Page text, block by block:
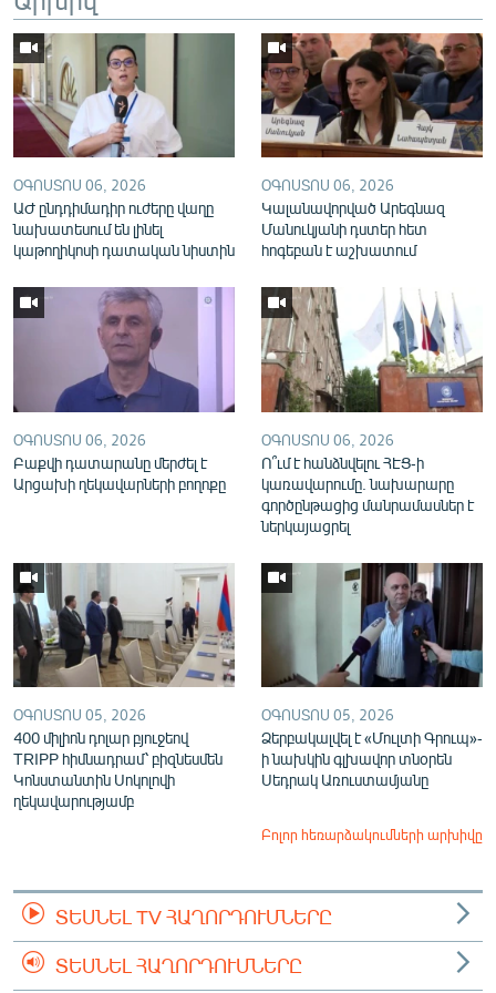
English
Русский
ՀԵՏԵՎԵՔ ՄԵԶ
ՕԳՈՍՏՈՍ 06, 2026
ԱԺ ընդդիմադիր ուժերը վաղը
նախատեսում են լինել
կաթողիկոսի դատական նիստին
ՕԳՈՍՏՈՍ 06, 2026
Կալանավորված Արեգնազ
Մանուկյանի դստեր հետ
հոգեբան է աշխատում
ՕԳՈՍՏՈՍ 06, 2026
Բաքվի դատարանը մերժել է
Արցախի ղեկավարների բողոքը
ՕԳՈՍՏՈՍ 06, 2026
Ո՞ւմ է հանձնվելու ՀԷՑ-ի
կառավարումը. նախարարը
գործընթացից մանրամասներ է
ներկայացրել
ՕԳՈՍՏՈՍ 05, 2026
400 միլիոն դոլար բյուջեով
TRIPP հիմնադրամ՝ բիզնեսմեն
Կոնստանտին Սոկոլովի
ղեկավարությամբ
ՕԳՈՍՏՈՍ 05, 2026
Ձերբակալվել է «Մուլտի Գրուպ»-
ի նախկին գլխավոր տնօրեն
Սեդրակ Առուստամյանը
Բոլոր հեռարձակումների արխիվը
ՏԵՍՆԵԼ TV ՀԱՂՈՐԴՈՒՄՆԵՐԸ
ՏԵՍՆԵԼ ՀԱՂՈՐԴՈՒՄՆԵՐԸ